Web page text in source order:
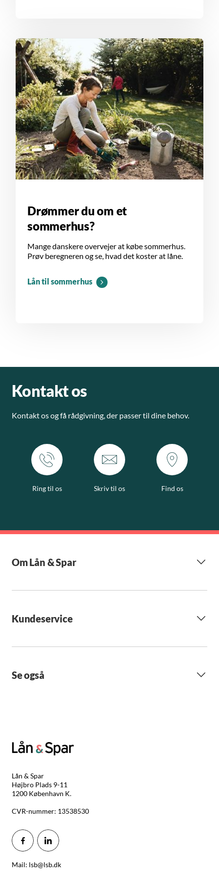
Drømmer du om et
sommerhus?
Mange danskere overvejer at købe sommerhus.
Prøv beregneren og se, hvad det koster at låne.
Lån til sommerhus
Kontakt os
Kontakt os og få rådgivning, der passer til dine behov.
Ring til os Skriv til os Find os
Om Lån & Spar
Kundeservice
Se også
Lån & Spar
Højbro Plads 9-11
1200 København K.
CVR-nummer: 13538530
Mail: lsb@lsb.dk